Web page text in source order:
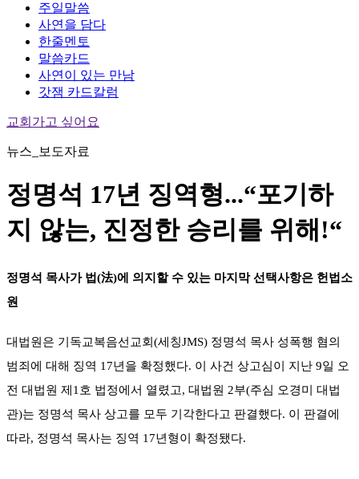
주일말씀
사연을 담다
한줄멘토
말씀카드
사연이 있는 만남
갓잼 카드칼럼
교회가고 싶어요
뉴스_보도자료
정명석 17년 징역형...“포기하
지 않는, 진정한 승리를 위해!“
정명석 목사가 법(法)에 의지할 수 있는 마지막 선택사항은 헌법소
원
대법원은 기독교복음선교회(세칭JMS) 정명석 목사 성폭행 혐의
범죄에 대해 징역 17년을 확정했다. 이 사건 상고심이 지난 9일 오
전 대법원 제1호 법정에서 열렸고, 대법원 2부(주심 오경미 대법
관)는 정명석 목사 상고를 모두 기각한다고 판결했다. 이 판결에
따라, 정명석 목사는 징역 17년형이 확정됐다.